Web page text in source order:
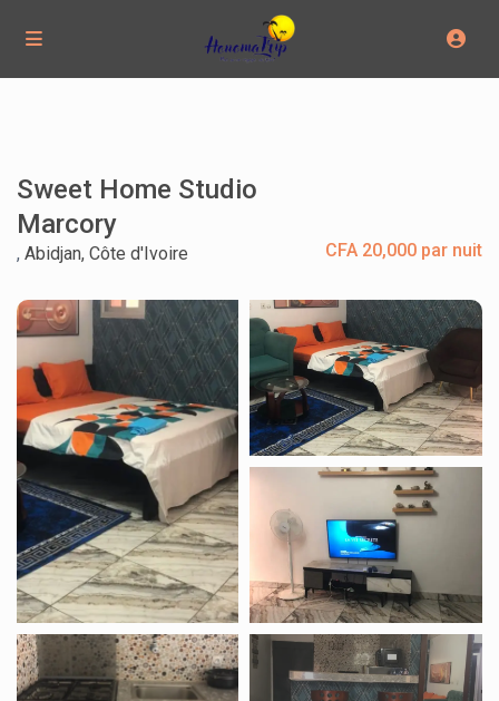
Sweet Home Studio
Marcory
CFA 20,000 par nuit
,Abidjan, Côte d'Ivoire